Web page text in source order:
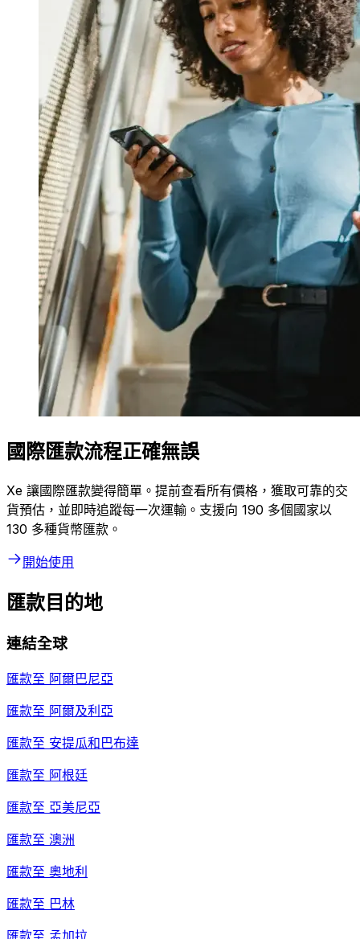
國際匯款流程正確無誤
Xe 讓國際匯款變得簡單。提前查看所有價格，獲取可靠的交
貨預估，並即時追蹤每一次運輸。支援向 190 多個國家以
130 多種貨幣匯款。
開始使用
匯款目的地
連結全球
匯款至 阿爾巴尼亞
匯款至 阿爾及利亞
匯款至 安提瓜和巴布達
匯款至 阿根廷
匯款至 亞美尼亞
匯款至 澳洲
匯款至 奧地利
匯款至 巴林
匯款至 孟加拉